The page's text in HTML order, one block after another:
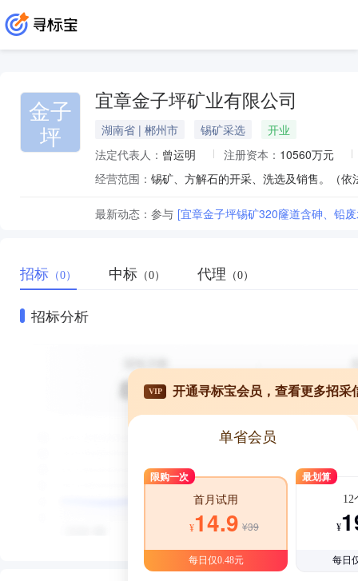
金子
坪
宜章金子坪矿业有限公司
湖南省 | 郴州市 锡矿采选
开业
法定代表人： 曾运明 注册资本： 10560万元
经营范围： 锡矿、方解石的开采、洗选及销售。（
最新动态： 参与 [宜章金子坪锡矿320窿道含砷、铅
招标 （0） 中标 （0） 代理 （0）
招标分析
VIP 开通寻标宝会员，查看更多招采
单省会员
限购一次
首月试用
¥14.9 ¥39
每日仅0.48元
最划算
12
¥
每日